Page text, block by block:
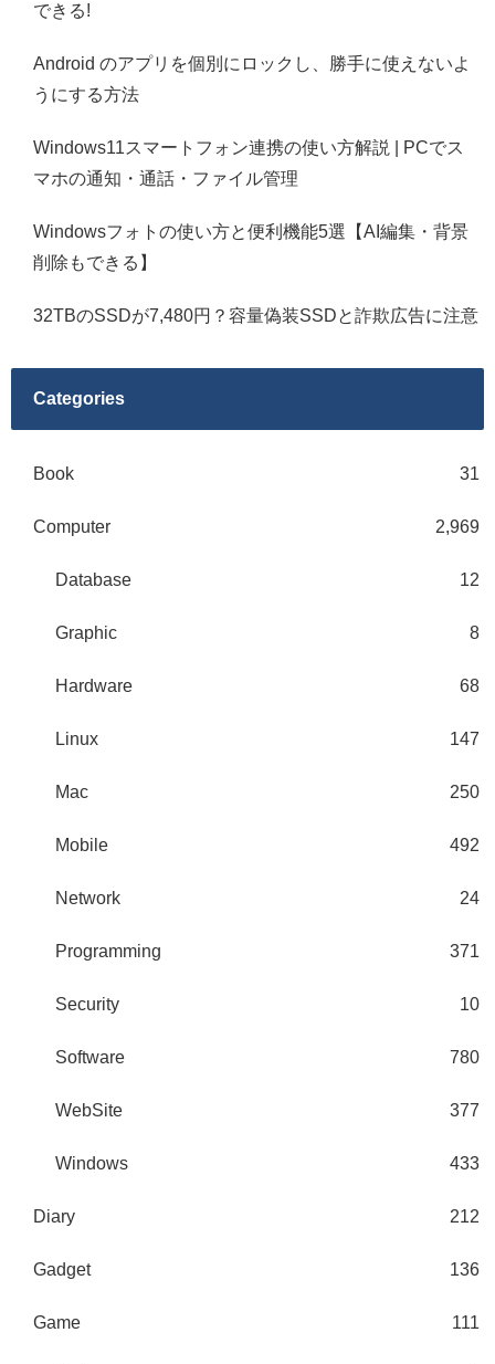
できる!
Android のアプリを個別にロックし、勝手に使えないよ
うにする方法
Windows11スマートフォン連携の使い方解説 | PCでス
マホの通知・通話・ファイル管理
Windowsフォトの使い方と便利機能5選【AI編集・背景
削除もできる】
32TBのSSDが7,480円？容量偽装SSDと詐欺広告に注意
Categories
Book 31
Computer 2,969
Database 12
Graphic 8
Hardware 68
Linux 147
Mac 250
Mobile 492
Network 24
Programming 371
Security 10
Software 780
WebSite 377
Windows 433
Diary 212
Gadget 136
Game 111